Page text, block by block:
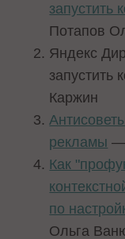
запустить
Потапов
Яндекс
запустить
Каржин
рекламы —
Как
по
Ольга